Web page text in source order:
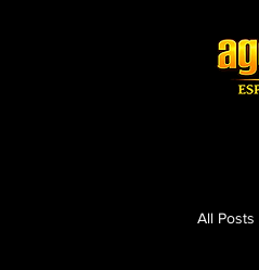
All Posts